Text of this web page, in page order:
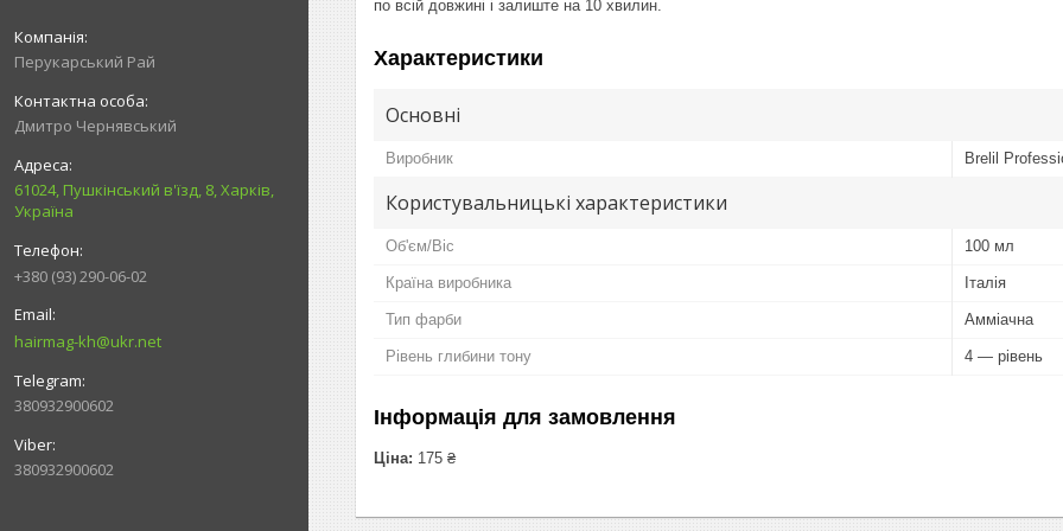
Перукарський Рай
Дмитро Чернявський
61024, Пушкінський в'їзд, 8, Харків,
Україна
+380 (93) 290-06-02
hairmag-kh@ukr.net
380932900602
380932900602
по всій довжині і залиште на 10 хвилин.
Характеристики
Основні
Виробник Brelil
Користувальницькі характеристики
Об'єм/Віс 100 мл
Країна виробника Італія
Тип фарби Амміачна
Рівень глибини тону 4 — рівень
Інформація для замовлення
Ціна: 175 ₴